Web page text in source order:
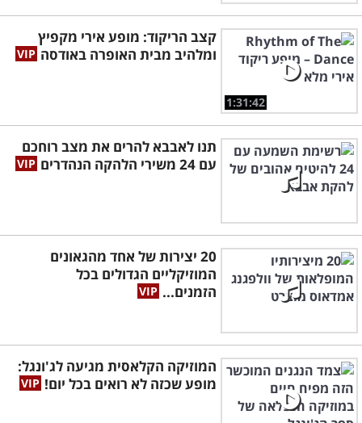
1:31:42
קצב הריקוד: מופע אירי מקפיץ
ומלהיב מבית האופרה באודסה
תנו לאבבא להרים את מצב רוחכם
עם 24 משירי הלהקה הנהדרים
20 יצירות של אחד מהגאונים
המוזיקליים הגדולים בכל
הזמנים...
המוזיקה הקלאסית מגיעה לג'ונגל:
מופע שכזה לא רואים בכל יום!